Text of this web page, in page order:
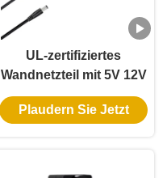
UL-zertifiziertes
Wandnetzteil mit 5V 12V
24V Ausgang und 12W
24W Leistung für
Plaudern Sie Jetzt